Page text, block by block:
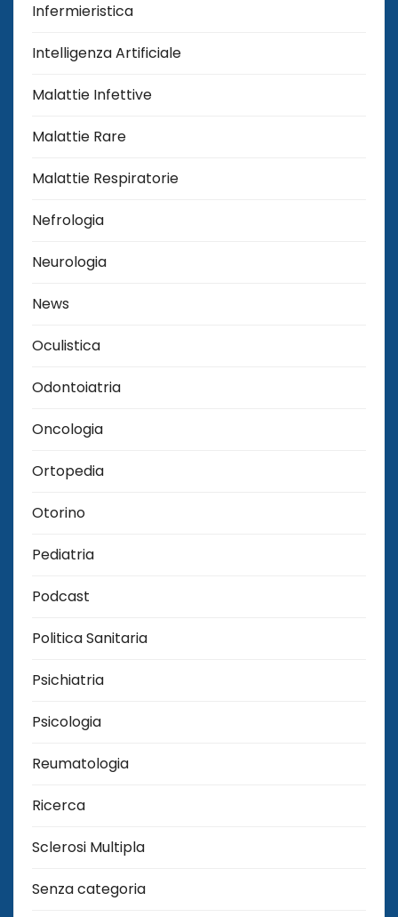
Infermieristica
Intelligenza Artificiale
Malattie Infettive
Malattie Rare
Malattie Respiratorie
Nefrologia
Neurologia
News
Oculistica
Odontoiatria
Oncologia
Ortopedia
Otorino
Pediatria
Podcast
Politica Sanitaria
Psichiatria
Psicologia
Reumatologia
Ricerca
Sclerosi Multipla
Senza categoria